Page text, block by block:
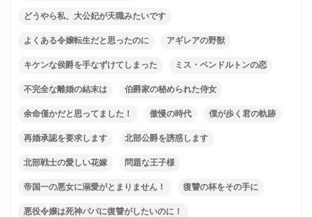
どうやら私、大公妃が天職みたいです
よくある令嬢転生だと思ったのに アギレアの野獣
キケンな侯爵を手なずけてしまった ミス・ペンドルトンの恋
不完全な離婚の結末は 伯爵家の秘められた侍女
余命僅かだと思ってました！ 傲慢の時代 僕が歩く君の軌跡
再婚承認を要求します 北部公爵を誘惑します
北部戦士の愛しい花嫁 問題な王子様
帝国一の悪女に溺愛がとまりません！ 復讐の杯をその手に
悪役令嬢は死神パパに復讐がしたいのに！